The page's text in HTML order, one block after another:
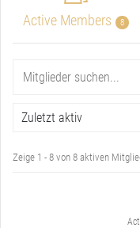
Active Members 8
Mitglieder
suchen...
Zeige 1 - 8 von 8 aktiven